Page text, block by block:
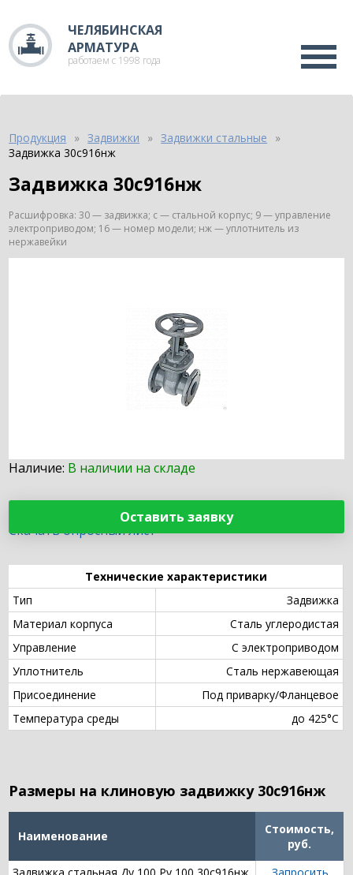
ЧЕЛЯБИНСКАЯ
АРМАТУРА
работаем с 1998 года
Продукция Задвижки
Задвижки стальные
Задвижка 30с916нж
Задвижка 30с916нж
Расшифровка: 30 — задвижка; с — стальной корпус; 9 — управление
электроприводом; 16 — номер модели; нж — уплотнитель из
нержавейки
Наличие: В наличии на складе
Оставить заявку
Скачать опросный лист
Технические характеристики
Тип
Задвижка
Материал корпуса
Сталь углеродистая
Управление
С электроприводом
Уплотнитель
Сталь нержавеющая
Присоединение
Под приварку/Фланцевое
Температура среды
до 425°С
Размеры на клиновую задвижку 30с916нж
Наименование
Стоимость,
руб.